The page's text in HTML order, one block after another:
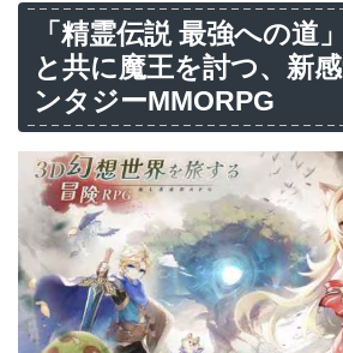
「精霊伝説 最強への道
と共に魔王を討つ、新
ンタジーMMORPG